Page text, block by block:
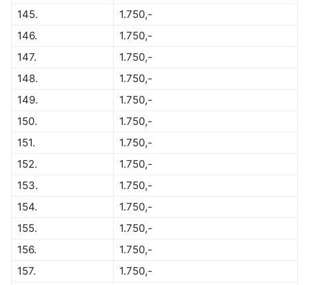
145.
1.750,-
146.
1.750,-
147.
1.750,-
148.
1.750,-
149.
1.750,-
150.
1.750,-
151.
1.750,-
152.
1.750,-
153.
1.750,-
154.
1.750,-
155.
1.750,-
156.
1.750,-
157.
1.750,-